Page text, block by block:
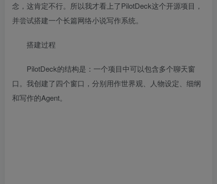
念，这肯定不行。所以我才看上了PilotDeck这个开源项目，
并尝试搭建一个长篇网络小说写作系统。
搭建过程
PilotDeck的结构是：一个项目中可以包含多个聊天窗
口。我创建了四个窗口，分别用作世界观、人物设定、细纲
和写作的Agent。